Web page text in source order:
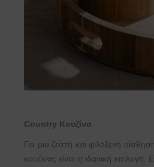
Country Κουζίνα
Για μια ζεστή και φιλόξενη
κουζίνας είναι η ιδανική